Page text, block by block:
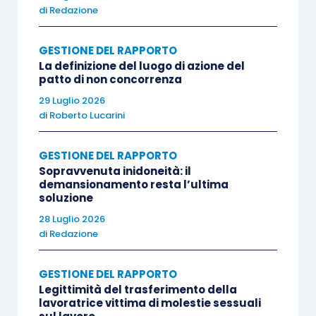
inammissibile il primo motivo, non cogliendo la
chiarendo che non si configura un diritto
soggettivo alla trasformazione, ma sussiste
l’obbligo, radicato nei canoni di correttezza e
buona fede (artt. 1175 e 1375, c.c.), di governare
le selezioni interne in modo trasparente, non
arbitrario e motivato, così da consentire il
controllo sull’uso del potere discrezionale anche
quando il testo negoziale non cristallizzi
parametri.
la verifica dell’imparzialità e dell’uguaglianza di
trattamento fra dipendenti e rispetto ai nuovi
di Redazione
GESTIONE DEL RAPPORTO
La definizione del luogo di azione del
patto di non concorrenza
29 Luglio 2026
di Roberto Lucarini
GESTIONE DEL RAPPORTO
Sopravvenuta inidoneità: il
demansionamento resta l’ultima
soluzione
28 Luglio 2026
di Redazione
GESTIONE DEL RAPPORTO
Legittimità del trasferimento della
lavoratrice vittima di molestie sessuali